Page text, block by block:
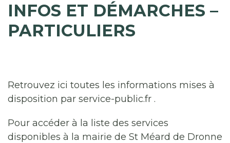
INFOS ET DÉMARCHES –
PARTICULIERS
Retrouvez ici toutes les informations mises à
disposition par service-public.fr .
Pour accéder à la liste des services
disponibles à la mairie de St Méard de Dronne